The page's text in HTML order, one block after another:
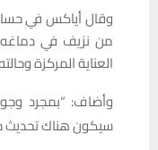
وقال أياكس في
من نزيف في
العناية المركزة
وأضاف: “بمجرد
سيكون هناك تحديث